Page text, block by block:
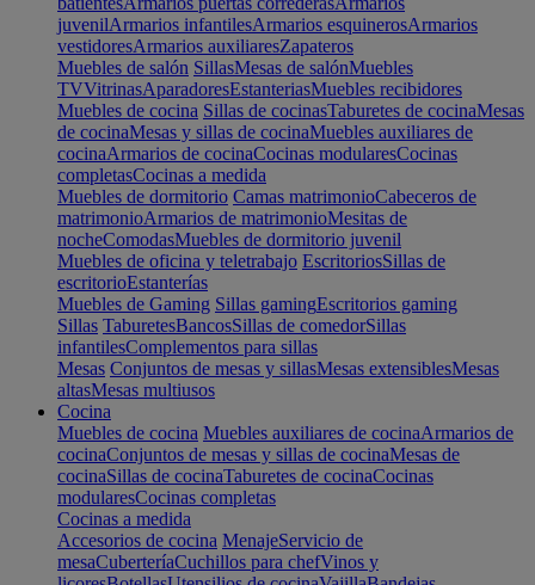
juvenilArmarios infantilesArmarios esquinerosArmarios
vestidoresArmarios auxiliaresZapateros
Muebles de salón SillasMesas de salónMuebles
TVVitrinasAparadoresEstanteriasMuebles recibidores
Muebles de cocina Sillas de cocinasTaburetes de cocinaMesas
de cocinaMesas y sillas de cocinaMuebles auxiliares de
cocinaArmarios de cocinaCocinas modularesCocinas
completasCocinas a medida
Muebles de dormitorio Camas matrimonioCabeceros de
matrimonioArmarios de matrimonioMesitas de
nocheComodasMuebles de dormitorio juvenil
Muebles de oficina y teletrabajo EscritoriosSillas de
escritorioEstanterías
Muebles de Gaming Sillas gamingEscritorios gaming
Sillas TaburetesBancosSillas de comedorSillas
infantilesComplementos para sillas
Mesas Conjuntos de mesas y sillasMesas extensiblesMesas
altasMesas multiusos
Cocina
Muebles de cocina Muebles auxiliares de cocinaArmarios de
cocinaConjuntos de mesas y sillas de cocinaMesas de
cocinaSillas de cocinaTaburetes de cocinaCocinas
modularesCocinas completas
Cocinas a medida
Accesorios de cocina MenajeServicio de
mesaCuberteríaCuchillos para chefVinos y